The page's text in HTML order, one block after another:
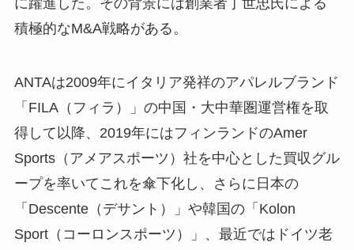
に躍進した。その背景には創業者丁世忠氏による
積極的なM&A戦略がある。
ANTAは2009年にイタリア発祥のアパレルブランド
「FILA（フィラ）」の中国・大中華圏運営権を取
得して以降、2019年にはフィンランドのAmer
Sports（アメアスポーツ）社を中心とした買収グル
ープを率いてこれを傘下化し、さらに日本の
「Descente（デサント）」や韓国の「Kolon
Sport（コーロンスポーツ）」、最近ではドイツ老